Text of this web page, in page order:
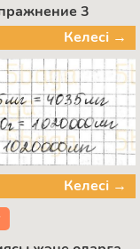
3
Келесі →
Келесі →